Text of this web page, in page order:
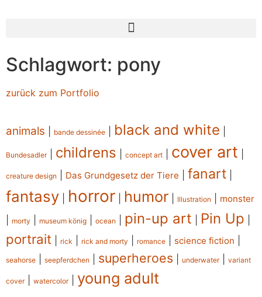
Schlagwort: pony
zurück zum Portfolio
animals bande dessinée black and white
Bundesadler| childrens concept art cover art
creature design Das Grundgesetz der Tiere fanart
fantasy horror humor Illustration monster
morty museum könig ocean pin-up art Pin Up
portrait rick rick and morty romance science fiction
seahorse seepferdchen superheroes underwater| variant
cover| watercolor| young adult